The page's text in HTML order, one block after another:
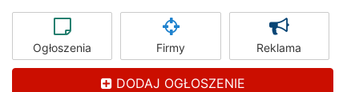
Ogłoszenia Firmy Reklama
DODAJ OGŁOSZENIE